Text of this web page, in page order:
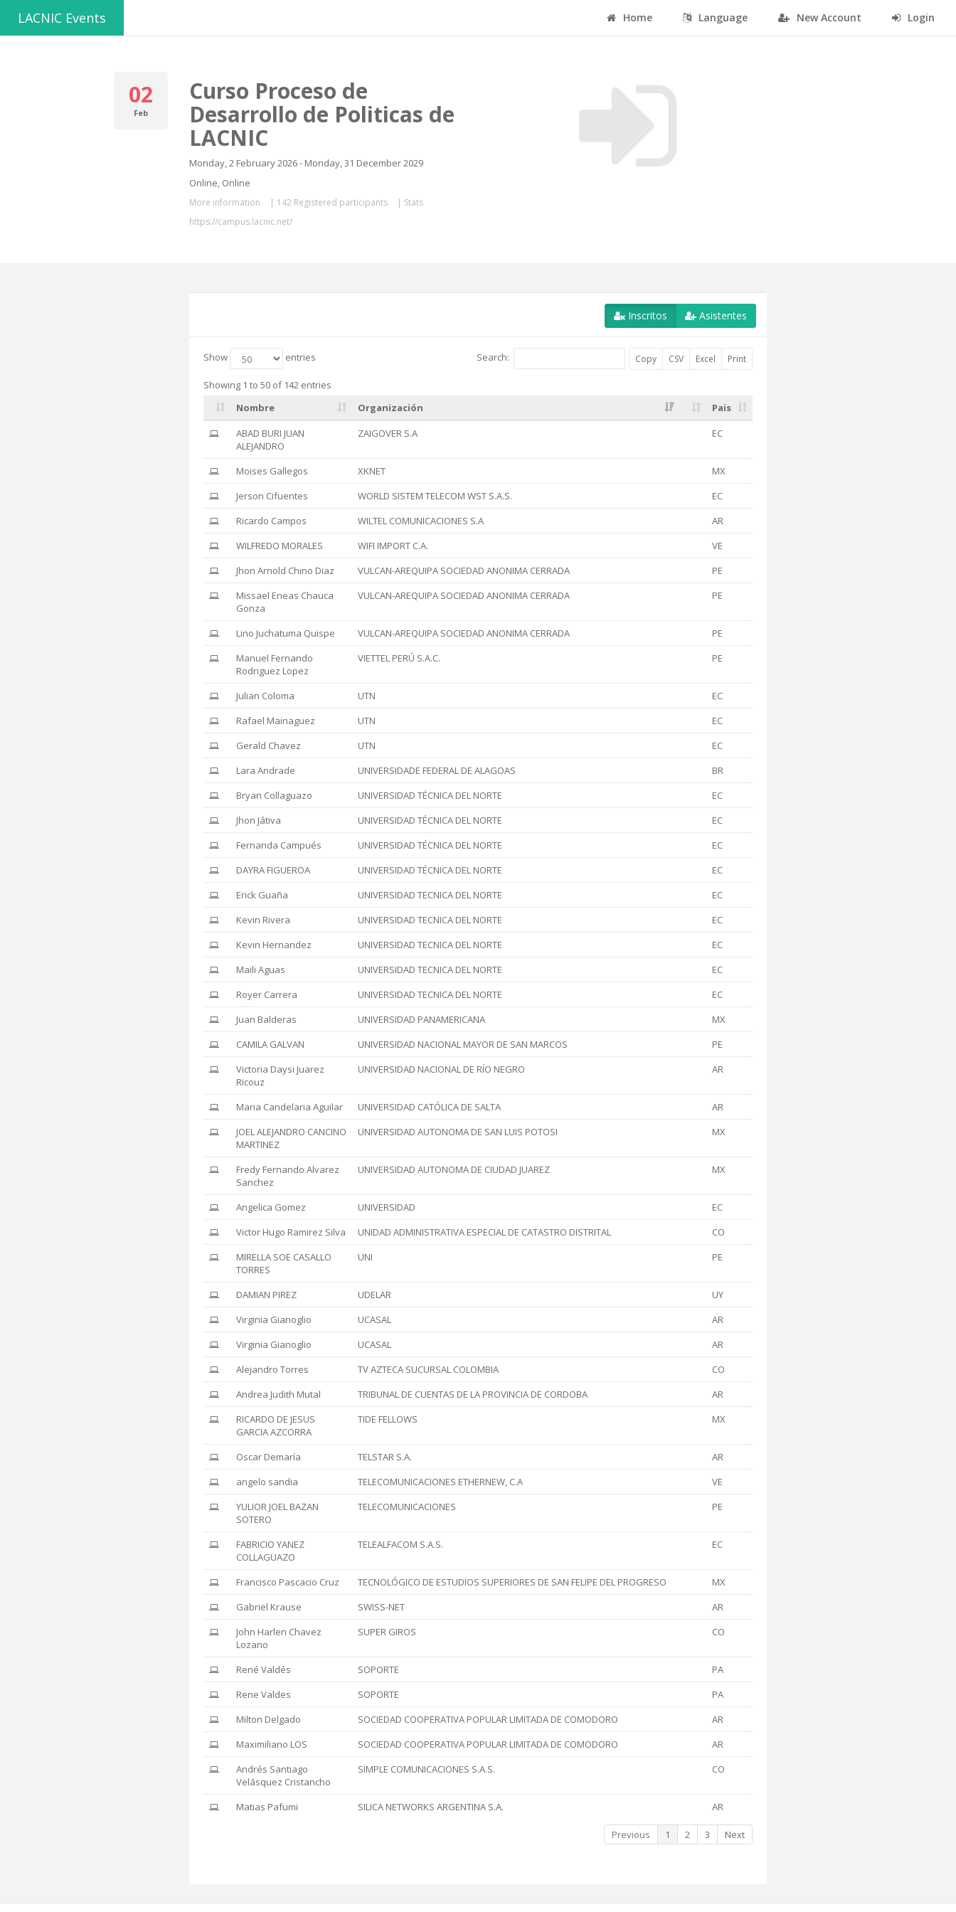
LACNIC Events Home Language New Account Login
02
Feb
Curso Proceso de
Desarrollo de Politicas de
LACNIC
Monday, 2 February 2026 - Monday, 31 December 2029
Online, Online
More information | 142 Registered participants | Stats
https://campus.lacnic.net/
Inscritos Asistentes
Copy CSV Excel Print
Show entries Search:
Showing 1 to 50 of 142 entries
Nombre
Organización
Pais
ABAD BURI JUAN
ALEJANDRO
ZAIGOVER S.A EC
Moises Gallegos XKNET
MX
Jerson Cifuentes
WORLD SISTEM TELECOM WST S.A.S.
EC
Ricardo Campos
WILTEL COMUNICACIONES S.A
AR
WILFREDO MORALES
WIFI IMPORT C.A.
VE
Jhon Arnold Chino Diaz
VULCAN-AREQUIPA SOCIEDAD ANONIMA CERRADA
PE
Missael Eneas Chauca
Gonza
VULCAN-AREQUIPA SOCIEDAD ANONIMA CERRADA PE
Lino Juchatuma Quispe VULCAN-AREQUIPA SOCIEDAD ANONIMA CERRADA
PE
Manuel Fernando
Rodriguez Lopez
VIETTEL PERÚ S.A.C. PE
Julian Coloma UTN
EC
Rafael Mainaguez
UTN
EC
Gerald Chavez
UTN
EC
Lara Andrade
UNIVERSIDADE FEDERAL DE ALAGOAS
BR
Bryan Collaguazo
UNIVERSIDAD TÉCNICA DEL NORTE
EC
Jhon Játiva
UNIVERSIDAD TÉCNICA DEL NORTE
EC
Fernanda Campués
UNIVERSIDAD TÉCNICA DEL NORTE
EC
DAYRA FIGUEROA
UNIVERSIDAD TÉCNICA DEL NORTE
EC
Erick Guaña
UNIVERSIDAD TECNICA DEL NORTE
EC
Kevin Rivera
UNIVERSIDAD TECNICA DEL NORTE
EC
Kevin Hernandez
UNIVERSIDAD TECNICA DEL NORTE
EC
Maili Aguas
UNIVERSIDAD TECNICA DEL NORTE
EC
Royer Carrera
UNIVERSIDAD TECNICA DEL NORTE
EC
Juan Balderas
UNIVERSIDAD PANAMERICANA
MX
CAMILA GALVAN
UNIVERSIDAD NACIONAL MAYOR DE SAN MARCOS
PE
Victoria Daysi Juarez
Ricouz
UNIVERSIDAD NACIONAL DE RÍO NEGRO AR
Maria Candelaria Aguilar UNIVERSIDAD CATÓLICA DE SALTA
AR
JOEL ALEJANDRO CANCINO
MARTINEZ
UNIVERSIDAD AUTONOMA DE SAN LUIS POTOSI MX
Fredy Fernando Alvarez
Sanchez
UNIVERSIDAD AUTONOMA DE CIUDAD JUAREZ MX
Angelica Gomez UNIVERSIDAD
EC
Victor Hugo Ramirez Silva
UNIDAD ADMINISTRATIVA ESPECIAL DE CATASTRO DISTRITAL
CO
MIRELLA SOE CASALLO
TORRES
UNI PE
DAMIAN PIREZ UDELAR
UY
Virginia Gianoglio
UCASAL
AR
Virginia Gianoglio
UCASAL
AR
Alejandro Torres
TV AZTECA SUCURSAL COLOMBIA
CO
Andrea Judith Mutal
TRIBUNAL DE CUENTAS DE LA PROVINCIA DE CORDOBA
AR
RICARDO DE JESUS
GARCIA AZCORRA
TIDE FELLOWS MX
Oscar Demaría TELSTAR S.A.
AR
angelo sandia
TELECOMUNICACIONES ETHERNEW, C.A
VE
YULIOR JOEL BAZAN
SOTERO
TELECOMUNICACIONES PE
FABRICIO YANEZ
COLLAGUAZO
TELEALFACOM S.A.S. EC
Francisco Pascacio Cruz TECNOLÓGICO DE ESTUDIOS SUPERIORES DE SAN FELIPE DEL PROGRESO
MX
Gabriel Krause
SWISS-NET
AR
John Harlen Chavez
Lozano
SUPER GIROS CO
René Valdés SOPORTE
PA
Rene Valdes
SOPORTE
PA
Milton Delgado
SOCIEDAD COOPERATIVA POPULAR LIMITADA DE COMODORO
AR
Maximiliano LOS
SOCIEDAD COOPERATIVA POPULAR LIMITADA DE COMODORO
AR
Andrés Santiago
Velásquez Cristancho
SIMPLE COMUNICACIONES S.A.S. CO
Matias Pafumi SILICA NETWORKS ARGENTINA S.A. AR
Previous 1 2 3 Next